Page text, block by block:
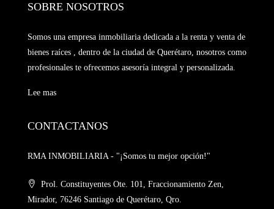
SOBRE NOSOTROS
Somos una empresa inmobiliaria dedicada a la renta y venta de
bienes raíces , dentro de la ciudad de Querétaro, nosotros como
profesionales te ofrecemos asesoría integral y personalizada.
Lee mas
CONTACTANOS
RMA INMOBILIARIA - "¡Somos tu mejor opción!"
Prol. Constituyentes Ote. 101, Fraccionamiento Zen,
Mirador, 76246 Santiago de Querétaro, Qro.